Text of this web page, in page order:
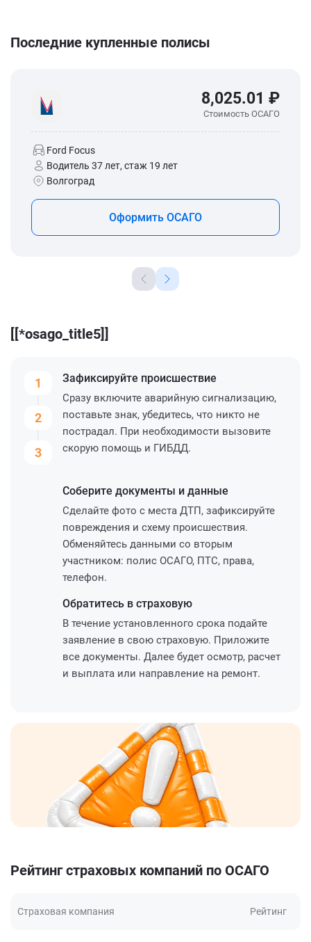
Последние купленные полисы
8,025.01 ₽
Стоимость ОСАГО
Ford Focus
Водитель 37 лет, стаж 19 лет
Волгоград
Оформить ОСАГО
[[*osago_title5]]
1
2
3
Зафиксируйте происшествие
Сразу включите аварийную сигнализацию,
поставьте знак, убедитесь, что никто не
пострадал. При необходимости вызовите
скорую помощь и ГИБДД.
Соберите документы и данные
Сделайте фото с места ДТП, зафиксируйте
повреждения и схему происшествия.
Обменяйтесь данными со вторым
участником: полис ОСАГО, ПТС, права,
телефон.
Обратитесь в страховую
В течение установленного срока подайте
заявление в свою страховую. Приложите
все документы. Далее будет осмотр, расчет
и выплата или направление на ремонт.
Рейтинг страховых компаний по ОСАГО
Страховая компания Рейтинг